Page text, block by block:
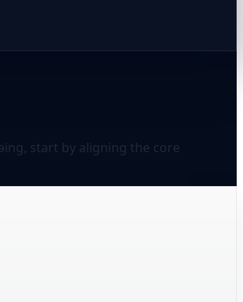
start by aligning the core